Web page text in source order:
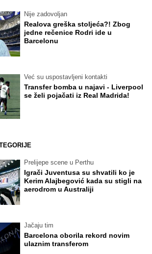
Nije zadovoljan
Realova greška stoljeća?! Zbog
jedne rečenice Rodri ide u
Barcelonu
Već su uspostavljeni kontakti
Transfer bomba u najavi - Liverpool
se želi pojačati iz Real Madrida!
Prelijepe scene u Perthu
Igrači Juventusa su shvatili ko je
Kerim Alajbegović kada su stigli na
aerodrom u Australiji
Jačaju tim
Barcelona oborila rekord novim
ulaznim transferom